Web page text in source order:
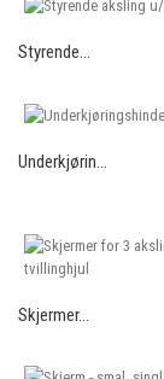
Styrende...
Underkjørin...
Skjermer...